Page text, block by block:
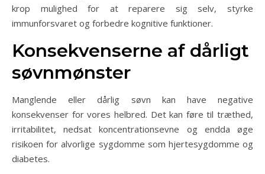
krop mulighed for at reparere sig selv, styrke
immunforsvaret og forbedre kognitive funktioner.
Konsekvenserne af dårligt
søvnmønster
Manglende eller dårlig søvn kan have negative
konsekvenser for vores helbred. Det kan føre til træthed,
irritabilitet, nedsat koncentrationsevne og endda øge
risikoen for alvorlige sygdomme som hjertesygdomme og
diabetes.